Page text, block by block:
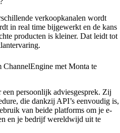
verkoopkanalen wordt
in real time bijgewerkt en de kans
producten is kleiner. Dat leidt tot
ChannelEngine met Monta te
persoonlijk adviesgesprek. Zij
die dankzij API’s eenvoudig is,
van beide platforms om je e-
en je bedrijf wereldwijd uit te